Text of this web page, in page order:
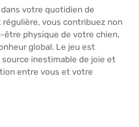
votre quotidien de
vous contribuez non
être physique de votre chien,
global. Le jeu est
inestimable de joie et
entre vous et votre